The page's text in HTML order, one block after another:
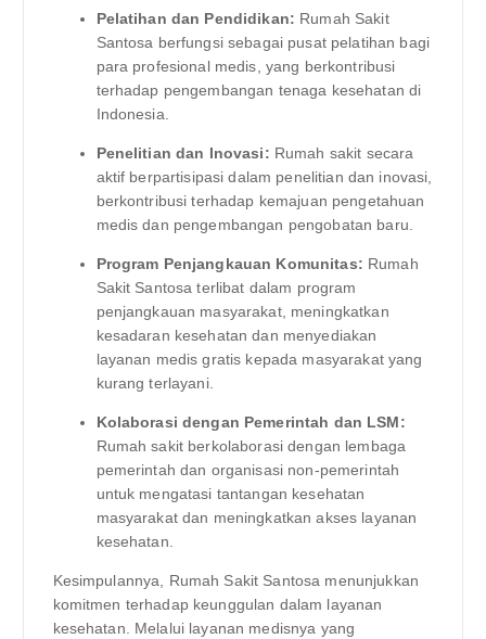
Pelatihan dan Pendidikan: Rumah Sakit
Santosa berfungsi sebagai pusat pelatihan bagi
para profesional medis, yang berkontribusi
terhadap pengembangan tenaga kesehatan di
Indonesia.
Penelitian dan Inovasi: Rumah sakit secara
aktif berpartisipasi dalam penelitian dan inovasi,
berkontribusi terhadap kemajuan pengetahuan
medis dan pengembangan pengobatan baru.
Program Penjangkauan Komunitas: Rumah
Sakit Santosa terlibat dalam program
penjangkauan masyarakat, meningkatkan
kesadaran kesehatan dan menyediakan
layanan medis gratis kepada masyarakat yang
kurang terlayani.
Kolaborasi dengan Pemerintah dan LSM:
Rumah sakit berkolaborasi dengan lembaga
pemerintah dan organisasi non-pemerintah
untuk mengatasi tantangan kesehatan
masyarakat dan meningkatkan akses layanan
kesehatan.
Kesimpulannya, Rumah Sakit Santosa menunjukkan
komitmen terhadap keunggulan dalam layanan
kesehatan. Melalui layanan medisnya yang